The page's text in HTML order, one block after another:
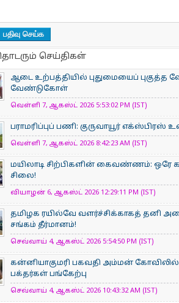
செய்திகள்
ஆடை உற்பத்தியில் புதுமையைப் புகுத்த
வேண்டுகோள்
வெள்ளி 7, ஆகஸ்ட் 2026 5:53:02 PM (IST)
பராமரிப்புப் பணி: குருவாயூர்
வெள்ளி 7, ஆகஸ்ட் 2026 8:42:23 AM (IST)
மயிலாடி சிற்பிகளின் கைவண்ணம்: ஒரே
சிலை!
வியாழன் 6, ஆகஸ்ட் 2026 12:29:11 PM (IST)
தமிழக ரயில்வே வளர்ச்சிக்காகத் தனி
சங்கம் தீர்மானம்!
செவ்வாய் 4, ஆகஸ்ட் 2026 5:54:50 PM (IST)
கன்னியாகுமரி பகவதி அம்மன்
பக்தர்கள் பங்கேற்பு
செவ்வாய் 4, ஆகஸ்ட் 2026 10:43:32 AM (IST)